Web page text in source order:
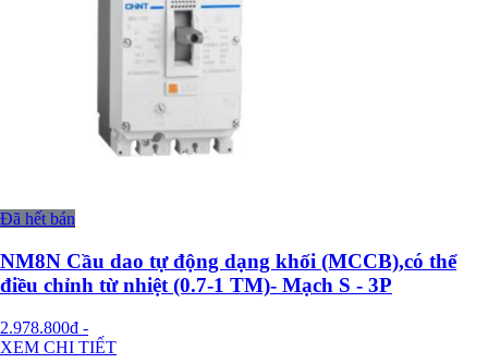
Đã hết bán
NM8N Cầu dao tự động dạng khối (MCCB),có thể
điều chỉnh từ nhiệt (0.7-1 TM)- Mạch S - 3P
2.978.800đ -
XEM CHI TIẾT